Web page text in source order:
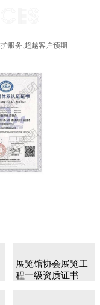
文化认同感与归属感。
服务,超越客户预期
展览馆协会展览工
程一级资质证书